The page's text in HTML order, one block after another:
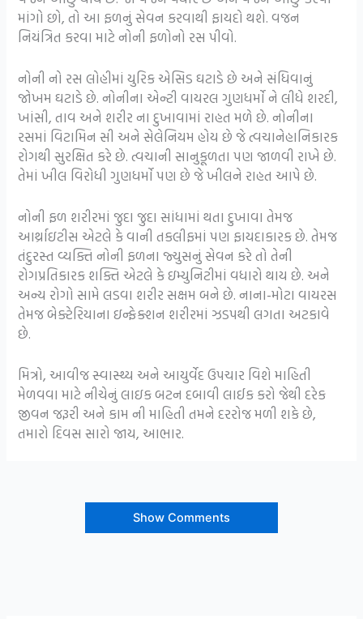
માંગો છો, તો આ ફળનું સેવન કરવાથી ફાયદો થશે. વજન
નિયંત્રિત કરવા માટે નોની ફળોનો રસ પીવો.
નોની નો રસ લોહીમાં યુરિક એસિડ ઘટાડે છે અને સંધિવાનું
જોખમ ઘટાડે છે. નોનીના એન્ટી વાયરલ ગુણધર્મો ને લીધે શરદી,
ખાંસી, તાવ અને શરીર ના દુખાવામાં રાહત મળે છે. નોનીના
રસમાં વિટામિન સી અને સેલેનિયમ હોય છે જે ત્વચાનેહાનિકારક
રોગથી સુરક્ષિત કરે છે. ત્વચાની સાનુકૂળતા પણ જાળવી રાખે છે.
તેમાં ખીલ વિરોધી ગુણધર્મો પણ છે જે ખીલને રાહત આપે છે.
નોની ફળ શરીરમાં જુદા જુદા સાંધામાં થતા દુખાવા તેમજ
આર્થ્રાઇટીસ એટલે કે વાની તકલીફમાં પણ ફાયદાકારક છે. તેમજ
તંદુરસ્ત વ્યક્તિ નોની ફળના જ્યુસનું સેવન કરે તો તેની
રોગપ્રતિકારક શક્તિ એટલે કે ઇમ્યુનિટીમાં વધારો થાય છે. અને
અન્ય રોગો સામે લડવા શરીર સક્ષમ બને છે. નાના-મોટા વાયરસ
તેમજ બેક્ટેરિયાના ઇન્ફેક્શન શરીરમાં ઝડપથી લગતા અટકાવે
છે.
મિત્રો, આવીજ સ્વાસ્થ્ય અને આયુર્વેદ ઉપચાર વિશે માહિતી
મેળવવા માટે નીચેનું લાઇક બટન દબાવી લાઈક કરો જેથી દરેક
જીવન જરૂરી અને કામ ની માહિતી તમને દરરોજ મળી શકે છે,
તમારો દિવસ સારો જાય, આભાર.
Show Comments